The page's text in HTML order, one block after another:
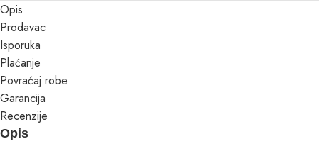
Opis
Prodavac
Isporuka
Plaćanje
Povraćaj robe
Garancija
Recenzije
Opis